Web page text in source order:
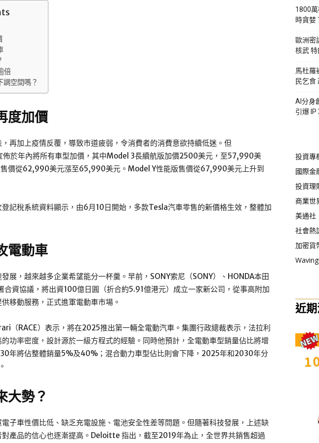
倍
調空間嗎？
度加價
再加上疫情反覆，導致市道疲弱，令消費者的消費意欲持續低迷。但
佈於年內將所有車型加價，其中Model 3長續航版加價2500美元，至57,990美
價從62,990美元漲至65,990美元。Model Y性能版售價從67,990美元上升到
記稅系統資料顯示，由6月10日開始，多款Tesla汽車零售的新價格生效，整體加
電動車
展，越來越多企業希望能分一杯羹。早前，SONY索尼（SONY）、HONDA本田
合資協議，將出資100億日圓（折合約5.91億港元）成立一家新公司，從事高附加
移動服務，正式進軍電動車市場。
（RACE）表示，將在2025推出第一輛全電動汽車。集團行政總裁表示，法拉利
功率密度，設計源於一級方程式的經驗。同時他預計，全電動車型銷量佔比將增
年將佔整體銷量5%及40%；混合動力車型佔比則會下降，2025年和2030年分
大勢？
子車性價比低、缺乏充電設施、電池安全性差等問題。但隨著科技發展，上述缺
產品的信心也逐漸提高。Deloitte 指出，截至2019年為止，全世界共銷售超過
1800
時貪婪
歐洲密
核武
馬杜羅
民乞食
AI分身
引爆 IP
投資專
國際金
投資理
商業世
美通社
社會熱
加密貨
近